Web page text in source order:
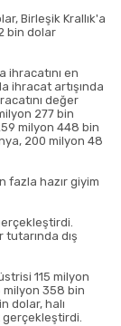
Birleşik Krallık'a
bin dolar
ihracatını en
ihracat artışında
değer
277 bin
milyon 448 bin
200 milyon 48
fazla hazır giyim
dış
115 milyon
milyon 358 bin
dolar, halı
gerçekleştirdi.